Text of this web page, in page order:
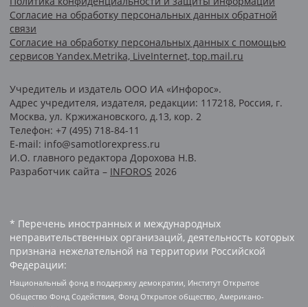
Согласие на обработку персональных данных обратной
связи
Согласие на обработку персональных данных с помощью
сервисов Yandex.Metrika, LiveInternet, top.mail.ru
Учредитель и издатель ООО ИА «Инфорос».
Адрес учредителя, издателя, редакции: 117218, Россия, г.
Москва, ул. Кржижановского, д.13, кор. 2
Телефон: +7 (495) 718-84-11
E-mail: info@samotlorexpress.ru
И.О. главного редактора Дорохова Н.В.
Разработчик сайта – INFOROS 2026
* Перечень иностранных и международных
неправительственных организаций, деятельность которых
признана нежелательной на территории Российской
Федерации:
Национальный фонд в поддержку демократии, Институт Открытое
Общество Фонд Содействия, Фонд Открытое общество, Американо-